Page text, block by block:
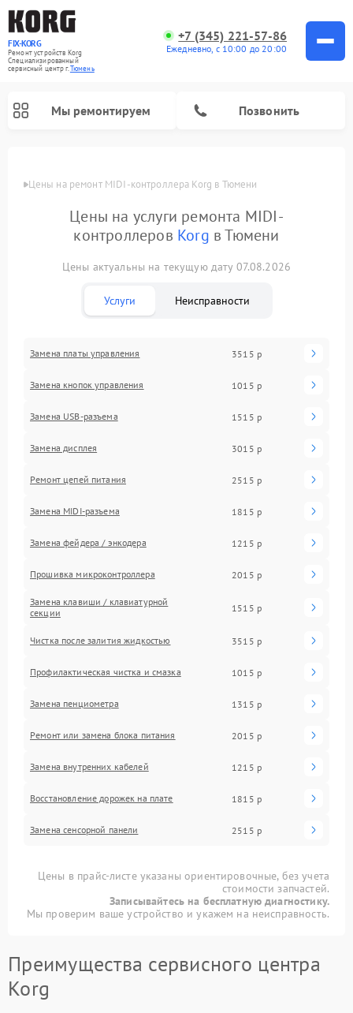
FIX-KORG
Ремонт устройств Korg
Специализированный
cервисный центр г.Тюмень
+7 (345) 221-57-86
Ежедневно, с 10:00 до 20:00
Мы ремонтируем Позвонить
Цены на ремонт MIDI-контроллера Korg в Тюмени
Цены на услуги ремонта MIDI-
контроллеров Korg в Тюмени
Цены актуальны на текущую дату 07.08.2026
Услуги Неисправности
Замена платы управления 3515 р
Замена кнопок управления 1015 р
Замена USB-разъема 1515 р
Замена дисплея 3015 р
Ремонт цепей питания 2515 р
Замена MIDI-разъема 1815 р
Замена фейдера / энкодера 1215 р
Прошивка микроконтроллера 2015 р
Замена клавиши / клавиатурной
секции
1515 р
Чистка после залития жидкостью 3515 р
Профилактическая чистка и смазка 1015 р
Замена пенциометра 1315 р
Ремонт или замена блока питания 2015 р
Замена внутренних кабелей 1215 р
Восстановление дорожек на плате 1815 р
Замена сенсорной панели 2515 р
Цены в прайс-листе указаны ориентировочные, без учета
стоимости запчастей.
Записывайтесь на бесплатную диагностику.
Мы проверим ваше устройство и укажем на неисправность.
Преимущества сервисного центра
Korg